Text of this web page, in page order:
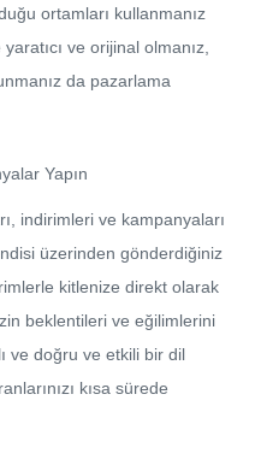
ortamları kullanmanız
ve orijinal olmanız,
da pazarlama
Yapın
indirimleri ve kampanyaları
üzerinden gönderdiğiniz
kitlenize direkt olarak
beklentileri ve eğilimlerini
ve doğru ve etkili bir dil
kısa sürede